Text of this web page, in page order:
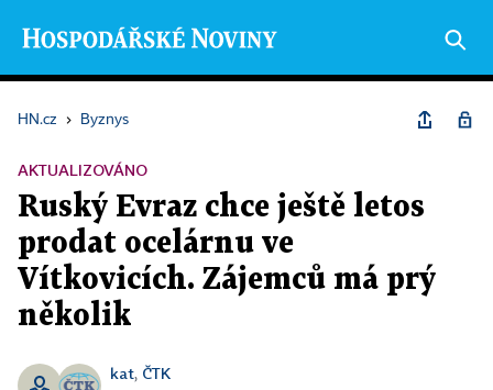
HN.cz › Byznys
AKTUALIZOVÁNO
Ruský Evraz chce ještě letos
prodat ocelárnu ve
Vítkovicích. Zájemců má prý
několik
kat, ČTK